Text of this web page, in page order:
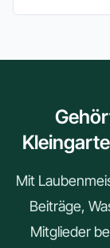
Mit
Beiträge,
Mitglieder